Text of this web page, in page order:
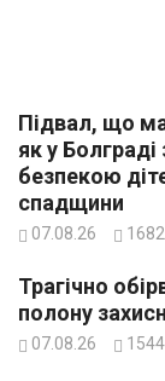
Підвал, що
як у
безпекою
спадщини
07.08.26
Трагічно
полону
07.08.26